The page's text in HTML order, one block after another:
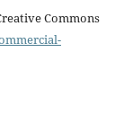
Commons